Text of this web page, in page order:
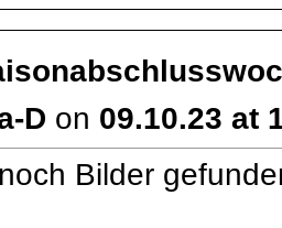
D on 09.10.23 at
Bilder